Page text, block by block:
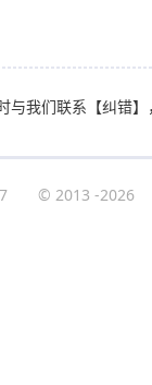
与我们联系 【纠错】
© 2013 -2026